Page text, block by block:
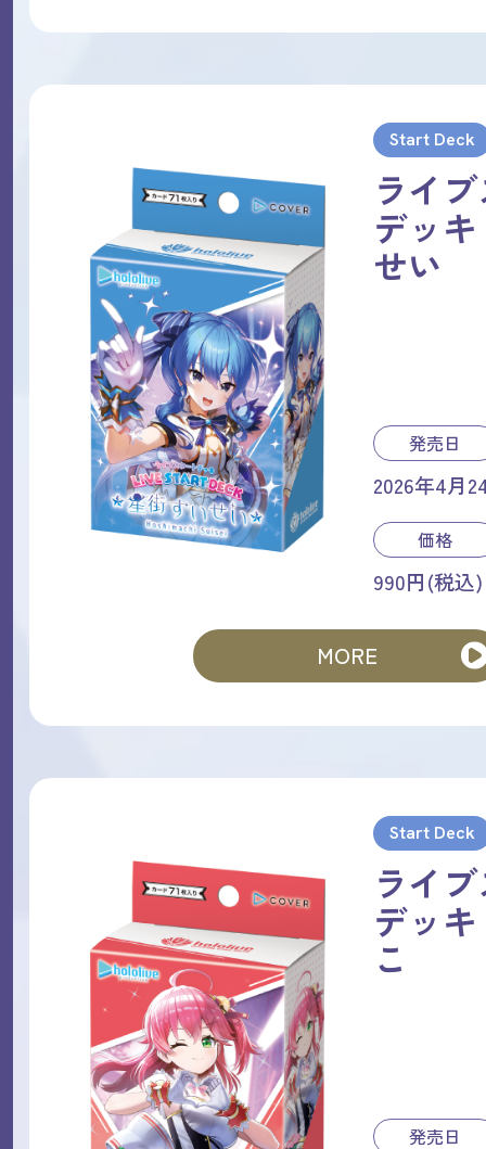
Start Deck
ライ
デッ
せい
発売日
2026年4月
価格
990円(税込)
MORE
Start Deck
ライ
デッ
こ
発売日